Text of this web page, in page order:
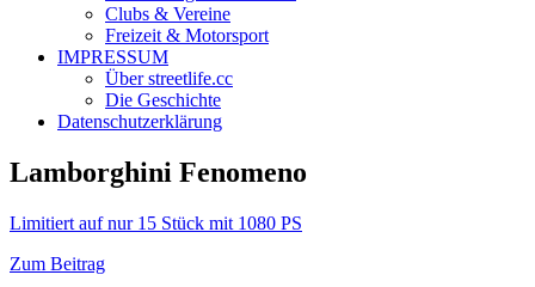
Clubs & Vereine
Freizeit & Motorsport
IMPRESSUM
Über streetlife.cc
Die Geschichte
Datenschutzerklärung
Lamborghini Fenomeno
Limitiert auf nur 15 Stück mit 1080 PS
Zum Beitrag